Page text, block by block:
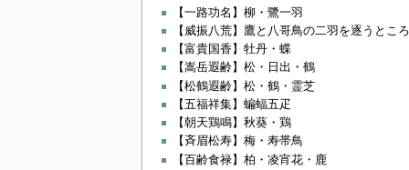
【一路功名】柳・鷺一羽
【威振八荒】鷹と八哥鳥の二羽を逐うところ
【富貴国香】牡丹・蝶
【嵩岳遐齢】松・日出・鶴
【松鶴遐齢】松・鶴・霊芝
【五福祥集】蝙蝠五疋
【朝天鶏鳴】秋葵・鶏
【斉眉松寿】梅・寿帯鳥
【百齢食禄】柏・凌宵花・鹿